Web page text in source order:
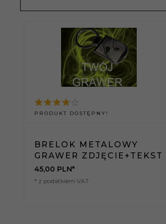
PRODUKT DOSTĘPNY!
BRELOK METALOWY
GRAWER ZDJĘCIE+TEKST
45,00 PLN*
* z podatkiem VAT